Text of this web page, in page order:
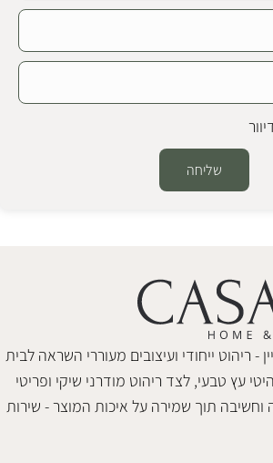
שליחה
- ריהוט ייחודי ועיצובים מעוררי השראה לבית
עץ טבעי, לצד ריהוט מודרני שיקי ופריטי
וחשיבה תוך שמירה על איכות המוצר - שירות